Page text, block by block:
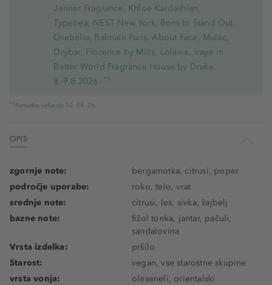
Jenner Fragrance, Khloe Kardashian,
Typebea, NEST New York, Born to Stand Out,
Orebella, Balmain Paris, About Face, Mulac,
Drybar, Florence by Mills, Lolavie, Iraye in
Better World Fragrance House by Drake.
8.-9.8.2026. *1
*1 Ponudba velja do 10. 08. 26.
OPIS
zgornje note:
bergamotka, citrusi, poper
področje uporabe:
roko, telo, vrat
srednje note:
citrusi, les, sivka, žajbelj
bazne note:
fižol tonka, jantar, pačuli,
sandalovina
Vrsta izdelka:
pršilo
Starost:
vegan, vse starostne skupine
vrsta vonja:
oleseneli, orientalski